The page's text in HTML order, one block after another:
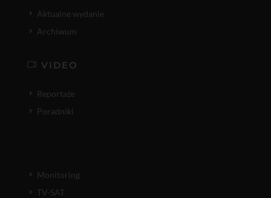
Aktualne wydanie
Archiwum
VIDEO
Reportaże
Poradniki
Monitoring
TV-SAT